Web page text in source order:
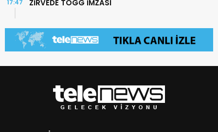
ZİRVEDE TOGG İMZASI
17:47